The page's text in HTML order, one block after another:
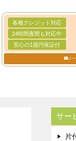
各種クレジット対応
24時間夜間も対応中
安心の1億円保証付
メ
サー
片